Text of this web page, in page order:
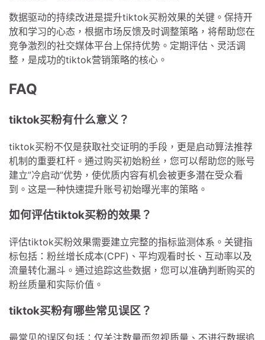
数据驱动的持续改进是提升tiktok买粉效果的关键。保持开
放和学习的心态，根据市场反馈及时调整策略，将帮助您在
竞争激烈的社交媒体平台上保持优势。定期评估、灵活调
整，是成功的tiktok营销策略的核心。
FAQ
tiktok买粉有什么意义？
tiktok买粉不仅是获取社交证明的手段，更是启动算法推荐
机制的重要杠杆。通过购买初始粉丝，您可以帮助您的账号
建立”冷启动”优势，使优质内容有机会被更多潜在受众看
到。这是一种快速提升账号初始曝光率的策略。
如何评估tiktok买粉的效果？
评估tiktok买粉效果需要建立完整的指标监测体系。关键指
标包括：粉丝增长成本(CPF)、平均观看时长、互动率以及
流量转化漏斗。通过追踪这些数据，您可以准确判断购买的
粉丝质量和实际价值。
tiktok买粉有哪些常见误区？
最常见的误区包括：仅关注数量而忽视质量、不进行数据追